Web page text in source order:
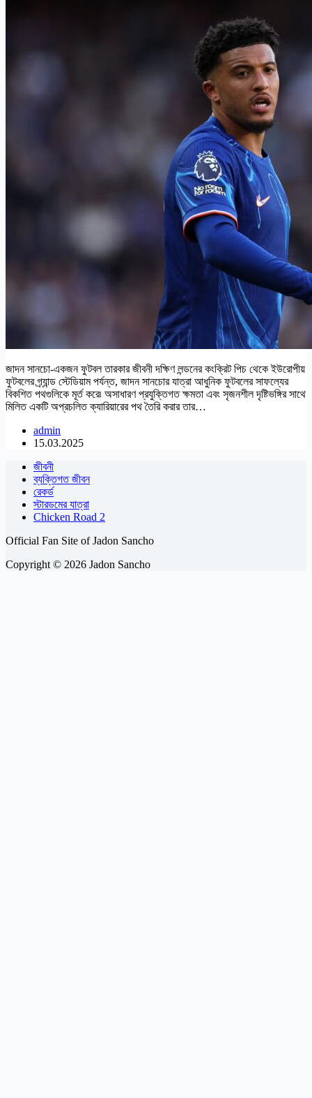
জাদন সানচো-একজন ফুটবল তারকার জীবনী দক্ষিণ লন্ডনের কংক্রিট পিচ থেকে ইউরোপীয়
ফুটবলের গ্র্যান্ড স্টেডিয়াম পর্যন্ত, জাদন সানচোর যাত্রা আধুনিক ফুটবলের সাফল্যের
বিকশিত পথগুলিকে মূর্ত করে৷ অসাধারণ প্রযুক্তিগত ক্ষমতা এবং সৃজনশীল দৃষ্টিভঙ্গির সাথে
মিলিত একটি অপ্রচলিত ক্যারিয়ারের পথ তৈরি করার তার…
admin
15.03.2025
জীবনী
ব্যক্তিগত জীবন
রেকর্ড
স্টারডমের যাত্রা
Chicken Road 2
Official Fan Site of Jadon Sancho
Copyright © 2026 Jadon Sancho